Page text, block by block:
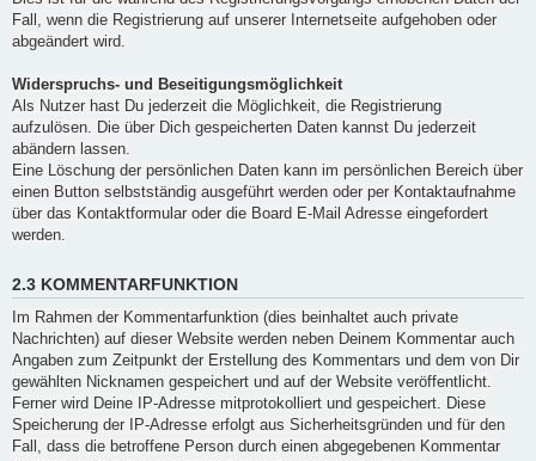
Fall, wenn die Registrierung auf unserer Internetseite aufgehoben oder
abgeändert wird.
Widerspruchs- und Beseitigungsmöglichkeit
Als Nutzer hast Du jederzeit die Möglichkeit, die Registrierung
aufzulösen. Die über Dich gespeicherten Daten kannst Du jederzeit
abändern lassen.
Eine Löschung der persönlichen Daten kann im persönlichen Bereich über
einen Button selbstständig ausgeführt werden oder per Kontaktaufnahme
über das Kontaktformular oder die Board E-Mail Adresse eingefordert
werden.
2.3 KOMMENTARFUNKTION
Im Rahmen der Kommentarfunktion (dies beinhaltet auch private
Nachrichten) auf dieser Website werden neben Deinem Kommentar auch
Angaben zum Zeitpunkt der Erstellung des Kommentars und dem von Dir
gewählten Nicknamen gespeichert und auf der Website veröffentlicht.
Ferner wird Deine IP-Adresse mitprotokolliert und gespeichert. Diese
Speicherung der IP-Adresse erfolgt aus Sicherheitsgründen und für den
Fall, dass die betroffene Person durch einen abgegebenen Kommentar